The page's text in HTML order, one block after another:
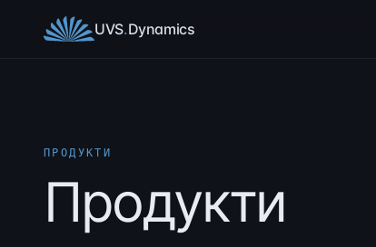
UVS.Dynamics
ПРОДУКТИ
Продукти